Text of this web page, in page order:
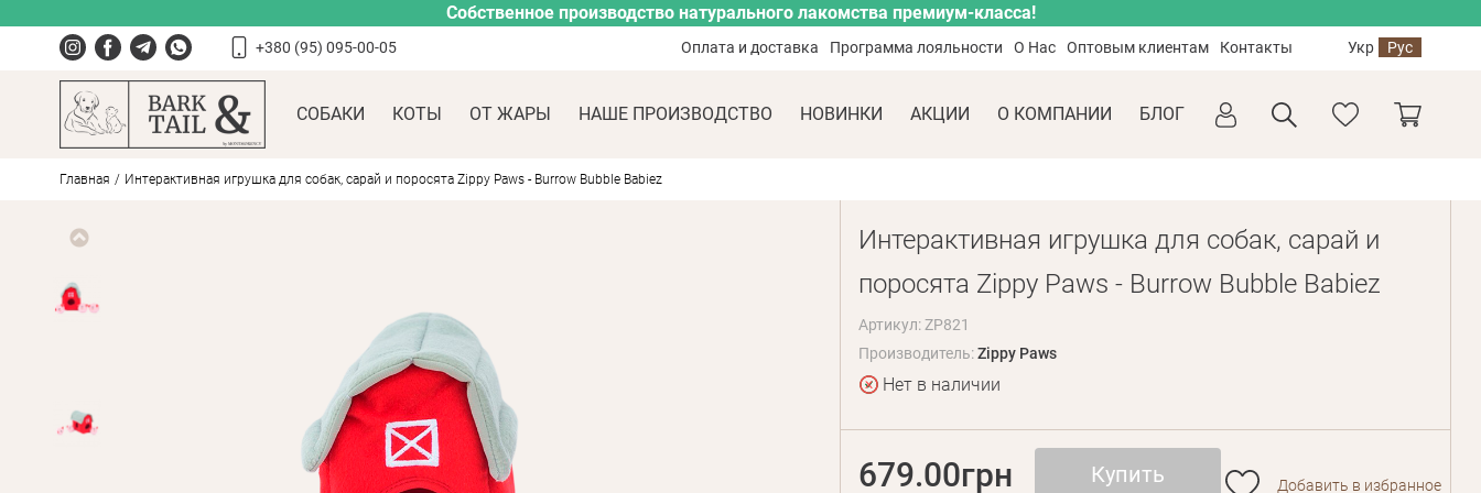
Собственное производство натурального лакомства премиум-класса!
+380 (95) 095-00-05 Оплата и доставка Программа лояльности О Нас Оптовым клиентам Контакты Укр Рус
СОБАКИ КОТЫ ОТ ЖАРЫ НАШЕ ПРОИЗВОДСТВО НОВИНКИ АКЦИИ О КОМПАНИИ БЛОГ
Главная Интерактивная игрушка для собак, сарай и поросята Zippy Paws - Burrow Bubble Babiez
Интерактивная игрушка для собак, сарай и
поросята Zippy Paws - Burrow Bubble Babiez
Артикул: ZP821
Производитель:Zippy Paws
Нет в наличии
679.00грн Купить Добавить в избранное